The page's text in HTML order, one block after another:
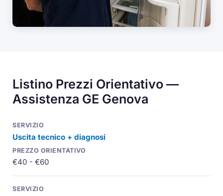
Listino Prezzi Orientativo —
Assistenza GE Genova
Uscita tecnico + diagnosi
€40 - €60